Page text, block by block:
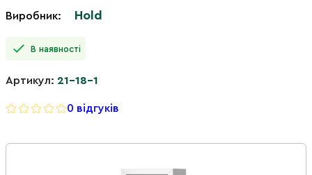
Виробник: Hold
В наявності
Артикул: 21-18-1
0 відгуків